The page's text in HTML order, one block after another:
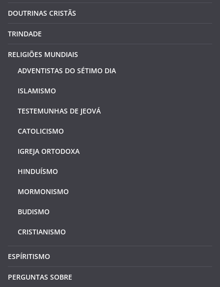
DOUTRINAS CRISTÃS
TRINDADE
RELIGIÕES MUNDIAIS
ADVENTISTAS DO SÉTIMO DIA
ISLAMISMO
TESTEMUNHAS DE JEOVÁ
CATOLICISMO
IGREJA ORTODOXA
HINDUÍSMO
MORMONISMO
BUDISMO
CRISTIANISMO
ESPÍRITISMO
PERGUNTAS SOBRE